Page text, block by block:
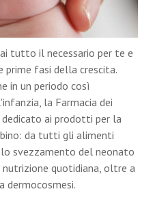
tutto il necessario per te e
fasi della crescita.
in un periodo così
la Farmacia dei
ai prodotti per la
da tutti gli alimenti
svezzamento del neonato
nutrizione quotidiana, oltre a